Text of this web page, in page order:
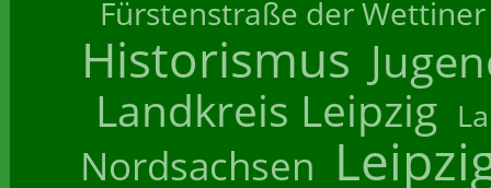
Fürstenstraße der Wettiner
Historismus
Landkreis Leipzig
Nordsachsen